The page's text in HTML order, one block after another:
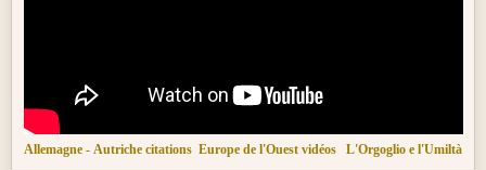
Allemagne - Autriche citations Europe de l'Ouest vidéos L'Orgoglio e l'Umiltà